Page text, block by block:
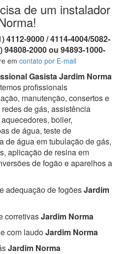
de um instalador
4112-9000 / 4114-4004/5082-
94808-2000 ou 94893-1000-
em contato por E-mail
Gasista Jardim Norma
profissionais
manutenção, consertos e
de gás, assistência
boiler,
de água, teste de
de água em tubulação de gás,
aplicação de resina em
de fogão e aparelhos a
adequação de fogõesJardim
corretivasJardim Norma
com laudoJardim Norma
Jardim Norma